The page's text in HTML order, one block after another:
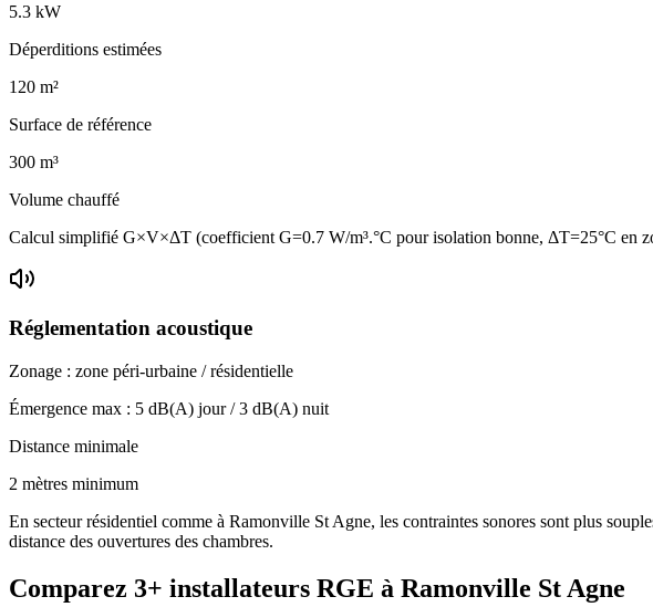
5.3 kW
Déperditions estimées
120 m²
Surface de référence
300 m³
Volume chauffé
Calcul simplifié G×V×ΔT (coefficient G=0.7 W/m³.°C pour isolation bonne, ΔT=25°C en
Réglementation acoustique
Zonage : zone péri-urbaine / résidentielle
Émergence max : 5 dB(A) jour /3 dB(A) nuit
Distance minimale
2 mètres minimum
En secteur résidentiel comme à Ramonville St Agne, les contraintes sonores sont plus
distance des ouvertures des chambres.
Comparez 3+ installateurs RGE à Ramonville St Agne